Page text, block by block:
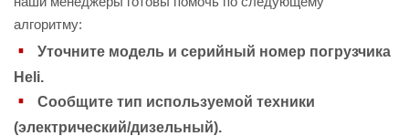
алгоритму:
Уточните модель и серийный номер погрузчика
Heli.
Сообщите тип используемой техники
(электрический/дизельный).